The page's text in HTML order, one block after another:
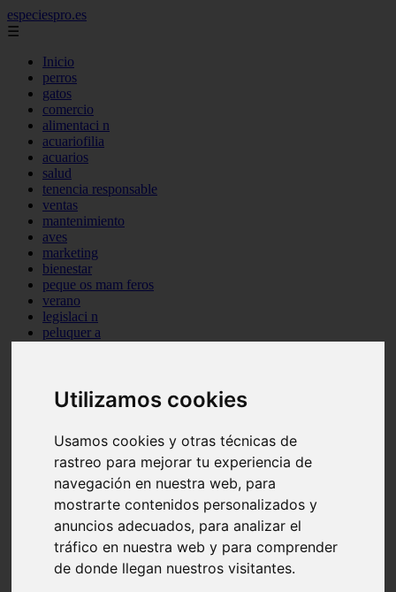
Utilizamos cookies
Usamos cookies y otras técnicas de
rastreo para mejorar tu experiencia de
navegación en nuestra web, para
mostrarte contenidos personalizados y
anuncios adecuados, para analizar el
tráfico en nuestra web y para comprender
de donde llegan nuestros visitantes.
especiespro.es
☰
Inicio
perros
gatos
comercio
alimentaci n
acuariofilia
acuarios
salud
tenencia responsable
ventas
mantenimiento
aves
marketing
bienestar
peque os mam feros
verano
legislaci n
peluquer a
consejos
comportamiento
reptiles
abandono
ferias
higiene
snacks
acuario
iberzoo propet
comercios